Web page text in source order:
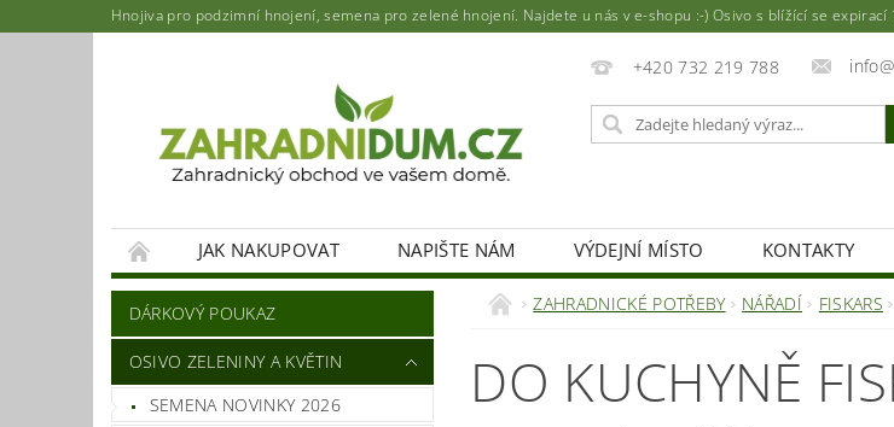
Hnojiva pro podzimní hnojení, semena pro zelené hnojení. Najdete u nás v e-shopu :-) Osivo s blížící se expirací
+420 732 219 788
JAK NAKUPOVAT NAPIŠTE NÁM VÝDEJNÍ MÍSTO KONTAKTY
DÁRKOVÝ POUKAZ
OSIVO ZELENINY A KVĚTIN
SEMENA NOVINKY 2026
ZAHRADNICKÉ POTŘEBY NÁŘADÍ FISKARS
DO KUCHYNĚ